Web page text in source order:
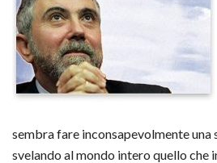
sembra fare inconsapevolmente una
svelando al mondo intero quello che